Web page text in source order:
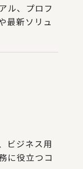
ル、プロフ
最新ソリュ
ビジネス用
に役立つコ